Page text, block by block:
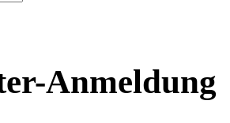
Anmeldung